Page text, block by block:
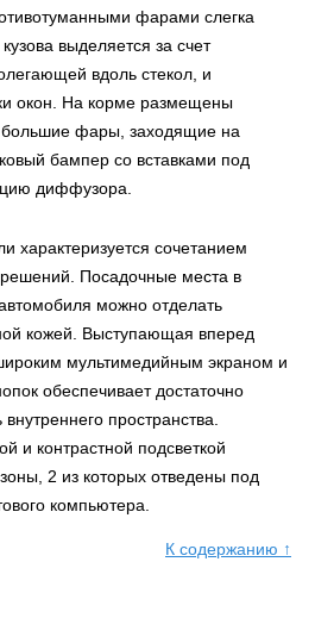
фарами слегка
выделяется за счет
вдоль стекол, и
окон. На корме размещены
фары, заходящие на
бампер со вставками под
диффузора.
характеризуется сочетанием
Посадочные места в
можно отделать
кожей. Выступающая вперед
мультимедийным экраном и
обеспечивает достаточно
пространства.
и контрастной подсветкой
2 из которых отведены под
компьютера.
К содержанию ↑